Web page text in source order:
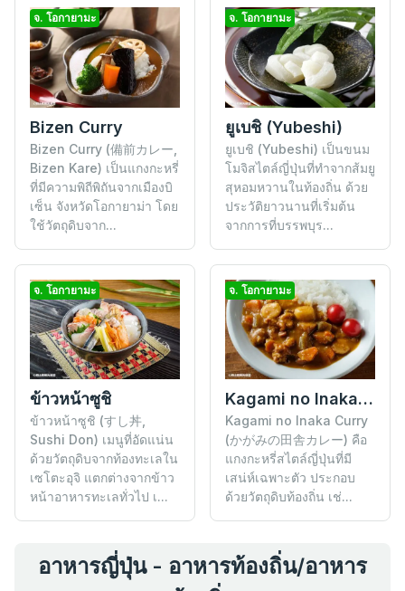
จ. โอกายามะ
Bizen Curry
Bizen Curry (備前カレー,
Bizen Kare) เป็นแกงกะหรี่
ที่มีความพิถีพิถันจากเมืองบิ
เซ็น จังหวัดโอกายาม่า โดย
ใช้วัตถุดิบจาก...
จ. โอกายามะ
ยูเบชิ (Yubeshi)
ยูเบชิ (Yubeshi) เป็นขนม
โมจิสไตล์ญี่ปุ่นที่ทำจากส้มยู
สุหอมหวานในท้องถิ่น ด้วย
ประวัติยาวนานที่เริ่มต้น
จากการที่บรรพบุร...
จ. โอกายามะ
ข้าวหน้าซูชิ
ข้าวหน้าซูชิ (すし丼,
Sushi Don) เมนูที่อัดแน่น
ด้วยวัตถุดิบจากท้องทะเลใน
เซโตะอุจิ แตกต่างจากข้าว
หน้าอาหารทะเลทั่วไป เ...
จ. โอกายามะ
Kagami no Inaka Curry
Kagami no Inaka Curry
(かがみの田舎カレー) คือ
แกงกะหรี่สไตล์ญี่ปุ่นที่มี
เสน่ห์เฉพาะตัว ประกอบ
ด้วยวัตถุดิบท้องถิ่น เช่...
อาหารญี่ปุ่น - อาหารท้องถิ่น/อาหาร